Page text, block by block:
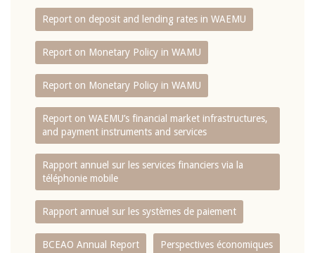
Report on deposit and lending rates in WAEMU
Report on Monetary Policy in WAMU
Report on Monetary Policy in WAMU
Report on WAEMU’s financial market infrastructures,
and payment instruments and services
Rapport annuel sur les services financiers via la
téléphonie mobile
Rapport annuel sur les systèmes de paiement
BCEAO Annual Report Perspectives économiques